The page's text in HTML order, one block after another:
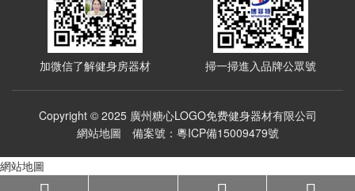
加微信了解健身房器材 掃一掃進入品牌公眾號
Copyright © 2025 廣州糖心LOGO免费健身器材有限公司
網站地圖
備案號： 粵ICP備15009479號
網站地圖